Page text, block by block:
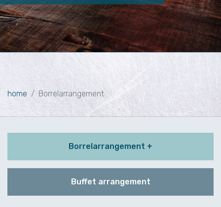
home Borrelarrangement
Borrelarrangement +
Buffet arrangement